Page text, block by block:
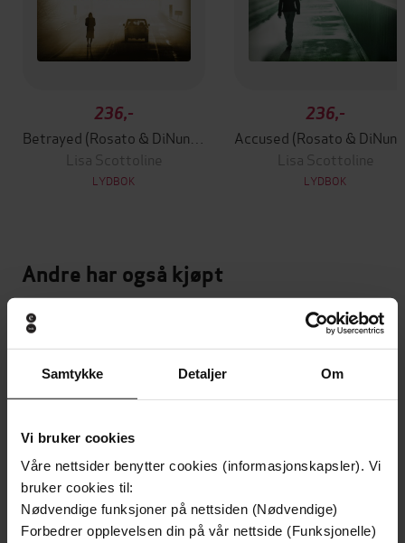
Samtykke Detaljer Om
Vi bruker cookies
Våre nettsider benytter cookies (informasjonskapsler). Vi
bruker cookies til:
Nødvendige funksjoner på nettsiden (Nødvendige)
Forbedrer opplevelsen din på vår nettside (Funksjonelle)
236,-
Lisa Scottoline
LYDBOK
236,-
Lisa Scottoline
LYDBOK
Andre har også kjøpt
Vinner av Rivertonprisen
Premium
Første gang på tilbud